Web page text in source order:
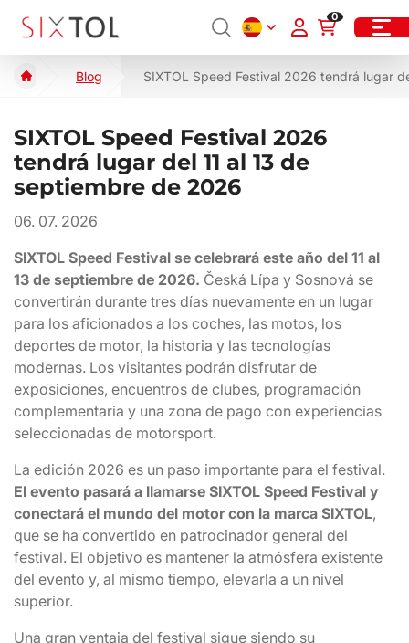
0
Blog SIXTOL Speed Festival 2026 tendrá lugar
SIXTOL Speed Festival 2026
tendrá lugar del 11 al 13 de
septiembre de 2026
06. 07. 2026
SIXTOL Speed Festival se celebrará este año del 11 al
13 de septiembre de 2026. Česká Lípa y Sosnová se
convertirán durante tres días nuevamente en un lugar
para los aficionados a los coches, las motos, los
deportes de motor, la historia y las tecnologías
modernas. Los visitantes podrán disfrutar de
exposiciones, encuentros de clubes, programación
complementaria y una zona de pago con experiencias
seleccionadas de motorsport.
La edición 2026 es un paso importante para el festival.
El evento pasará a llamarse SIXTOL Speed Festival y
conectará el mundo del motor con la marca SIXTOL,
que se ha convertido en patrocinador general del
festival. El objetivo es mantener la atmósfera existente
del evento y, al mismo tiempo, elevarla a un nivel
superior.
Una gran ventaja del festival sigue siendo su